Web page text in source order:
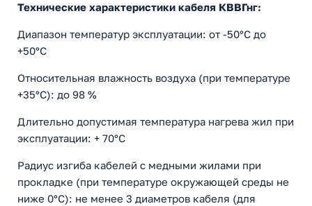
Технические характеристики кабеля КВВГнг:
Диапазон температур эксплуатации: от -50°С до
+50°С
Относительная влажность воздуха (при температуре
+35°С): до 98 %
Длительно допустимая температура нагрева жил при
эксплуатации: + 70°С
Радиус изгиба кабелей с медными жилами при
прокладке (при температуре окружающей среды не
ниже 0°С): не менее 3 диаметров кабеля (для